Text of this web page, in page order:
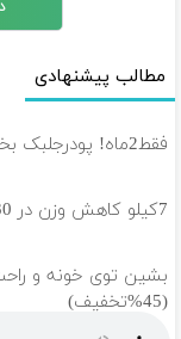
مطالب پیشنهادی
فقط2ماه! پودرجلبک بخور و تا8کیلو کم کن!با تخفیف ویژه
7کیلو کاهش وزن در 30روز با جلبک اسپرولینا
بشین توی خونه و
(45%تخفیف)